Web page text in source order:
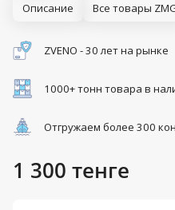
Описание Все товары
ZVENO - 30 лет на рынке
1000+ тонн товара в
Отгружаем более 300
1 300 тенге